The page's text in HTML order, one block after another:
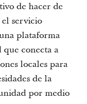
de hacer de
servicio
plataforma
conecta a
locales para
de la
por medio